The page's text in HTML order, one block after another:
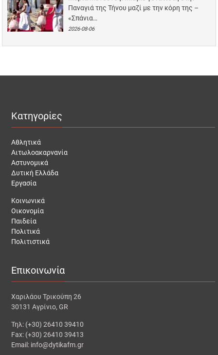
Παναγιά της Τήνου μαζί με την κόρη της –
«Σπάνια…
2026-08-06
Κατηγορίες
Αθλητικά
Αιτωλοακαρνανία
Αστυνομικά
Δυτική Ελλάδα
Εργασία
Κοινωνικά
Οικονομία
Παιδεία
Πολιτικά
Πολιτιστικά
Επικοινωνία
Χαριλάου Τρικούπη 26
30131 Αγρίνιο, GR
Τηλ: (+30) 26410 39410
Fax: (+30) 26410 39413
Email: info@dytikafm.gr